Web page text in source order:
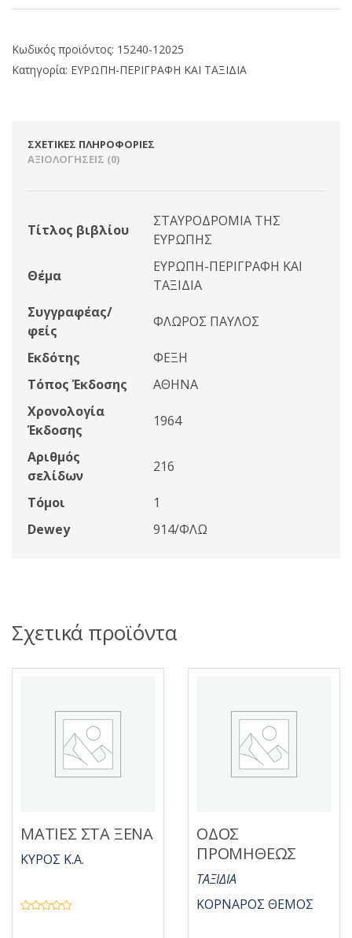
Κωδικός προϊόντος: 15240-12025
Κατηγορία: ΕΥΡΩΠΗ-ΠΕΡΙΓΡΑΦΗ ΚΑΙ ΤΑΞΙΔΙΑ
ΣΧΕΤΙΚΈΣ ΠΛΗΡΟΦΟΡΊΕΣ
ΑΞΙΟΛΟΓΉΣΕΙΣ (0)
Τίτλος βιβλίου
ΣΤΑΥΡΟΔΡΟΜΙΑ ΤΗΣ
ΕΥΡΩΠΗΣ
Θέμα
ΕΥΡΩΠΗ-ΠΕΡΙΓΡΑΦΗ ΚΑΙ
ΤΑΞΙΔΙΑ
Συγγραφέας/
φείς
ΦΛΩΡΟΣ ΠΑΥΛΟΣ
Εκδότης
ΦΕΞΗ
Τόπος Έκδοσης
ΑΘΗΝΑ
Χρονολογία
Έκδοσης
1964
Αριθμός
σελίδων
216
Τόμοι
1
Dewey
914/ΦΛΩ
Σχετικά προϊόντα
ΜΑΤΙΕΣ ΣΤΑ ΞΕΝΑ
ΚΥΡΟΣ Κ.Α.
ΟΔΟΣ
ΠΡΟΜΗΘΕΩΣ
ΤΑΞΙΔΙΑ
ΚΟΡΝΑΡΟΣ ΘΕΜΟΣ